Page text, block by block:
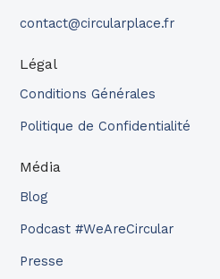
contact@circularplace.fr
Légal
Conditions Générales
Politique de Confidentialité
Média
Blog
Podcast #WeAreCircular
Presse